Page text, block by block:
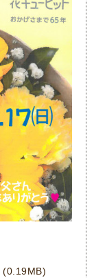
(0.19MB)